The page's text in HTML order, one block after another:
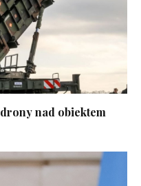
nad obiektem